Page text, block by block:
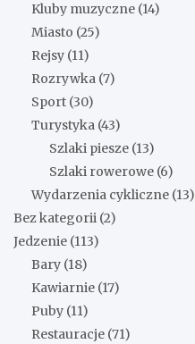
Kluby muzyczne (14)
Miasto (25)
Rejsy (11)
Rozrywka (7)
Sport (30)
Turystyka (43)
Szlaki piesze (13)
Szlaki rowerowe (6)
Wydarzenia cykliczne (13)
Bez kategorii (2)
Jedzenie (113)
Bary (18)
Kawiarnie (17)
Puby (11)
Restauracje (71)